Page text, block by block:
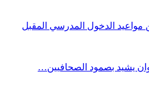
مواعيد الدخول المدرسي المقبل
يشيد بصمود الصحافيين…